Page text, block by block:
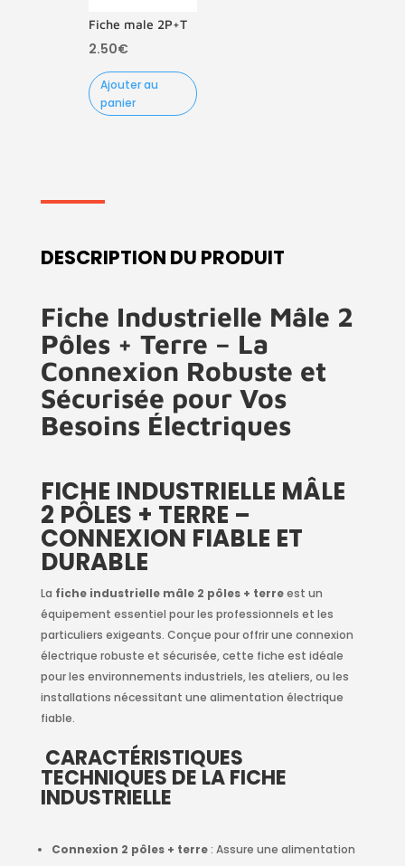
Fiche male 2P+T
2.50€
Ajouter au
panier
DESCRIPTION DU PRODUIT
Fiche Industrielle Mâle 2
Pôles + Terre – La
Connexion Robuste et
Sécurisée pour Vos
Besoins Électriques
FICHE INDUSTRIELLE MÂLE
2 PÔLES + TERRE –
CONNEXION FIABLE ET
DURABLE
La fiche industrielle mâle 2 pôles + terreest un
équipement essentiel pour les professionnels et les
particuliers exigeants. Conçue pour offrir une connexion
électrique robuste et sécurisée, cette fiche est idéale
pour les environnements industriels, les ateliers, ou les
installations nécessitant une alimentation électrique
fiable.
CARACTÉRISTIQUES
TECHNIQUES DE LA FICHE
INDUSTRIELLE
Connexion 2 pôles + terre: Assure une alimentation